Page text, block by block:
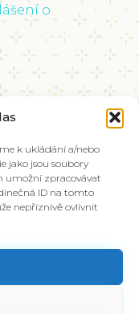
k ukládání a/nebo
jako jsou soubory
umožní zpracovávat
ID na tomto
nepříznivě ovlivnit
o
671/15, Karlín,
slovenštině,